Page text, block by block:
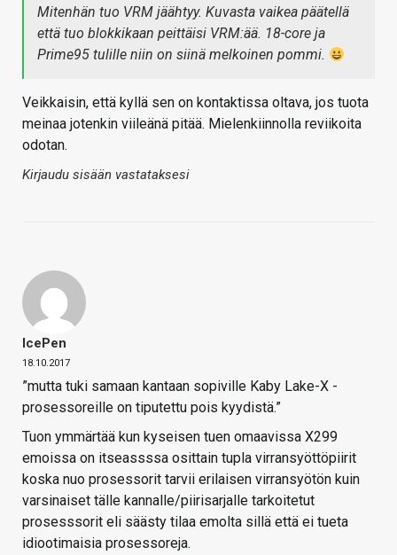
Mitenhän tuo VRM jäähtyy. Kuvasta vaikea päätellä
että tuo blokkikaan peittäisi VRM:ää. 18-core ja
Prime95 tulille niin on siinä melkoinen pommi.
Veikkaisin, että kyllä sen on kontaktissa oltava, jos tuota
meinaa jotenkin viileänä pitää. Mielenkiinnolla reviikoita
odotan.
Kirjaudu sisään vastataksesi
IcePen
18.10.2017
”mutta tuki samaan kantaan sopiville Kaby Lake-X -
prosessoreille on tiputettu pois kyydistä.”
Tuon ymmärtää kun kyseisen tuen omaavissa X299
emoissa on itseassssa osittain tupla virransyöttöpiirit
koska nuo prosessorit tarvii erilaisen virransyötön kuin
varsinaiset tälle kannalle/piirisarjalle tarkoitetut
prosesssorit eli säästy tilaa emolta sillä että ei tueta
idiootimaisia prosessoreja.